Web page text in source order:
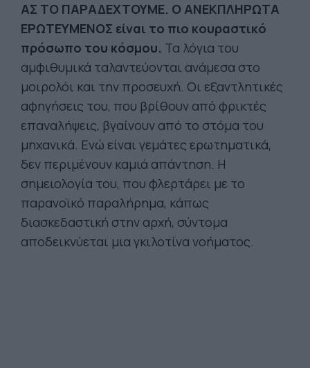
ΑΣ ΤΟ ΠΑΡΑΔΕΧΤΟΥΜΕ. Ο ΑΝΕΚΠΛΗΡΩΤΑ
ΕΡΩΤΕΥΜΕΝΟΣ είναι το πιο κουραστικό
πρόσωπο του κόσμου. Τα λόγια του
αμφιθυμικά ταλαντεύονται ανάμεσα στο
μοιρολόι και την προσευχή. Οι εξαντλητικές
αφηγήσεις του, που βρίθουν από φρικτές
επαναλήψεις, βγαίνουν από το στόμα του
μηχανικά. Ενώ είναι γεμάτες ερωτηματικά,
δεν περιμένουν καμιά απάντηση. Η
σημειολογία του, που φλερτάρει με το
παρανοϊκό παραλήρημα, κάπως
διασκεδαστική στην αρχή, σύντομα
αποδεικνύεται μια γκιλοτίνα νοήματος.